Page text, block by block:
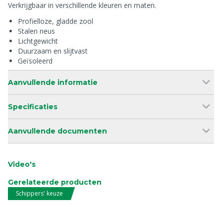
Verkrijgbaar in verschillende kleuren en maten.
Profielloze, gladde zool
Stalen neus
Lichtgewicht
Duurzaam en slijtvast
Geïsoleerd
Aanvullende informatie
Specificaties
Aanvullende documenten
Video's
Gerelateerde producten
Schippers' keuze